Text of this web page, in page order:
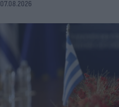
07.08.2026